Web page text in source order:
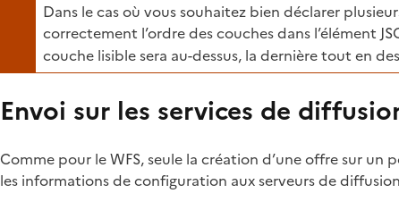
Dans le cas où vous souhaitez bien déclarer
correctement l’ordre des couches dans l’élément
couche lisible sera au-dessus, la dernière tout en
Envoi sur les services de
Comme pour le WFS, seule la création d’une offre sur un
les informations de configuration aux serveurs de